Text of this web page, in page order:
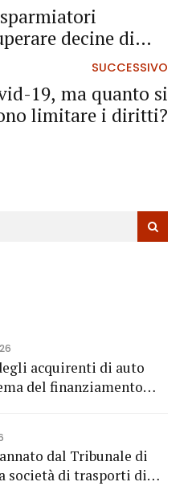
decine di
SUCCESSIVO
19, ma quanto si
limitare i diritti?
acquirenti di auto
dal Tribunale di
società di trasporti di